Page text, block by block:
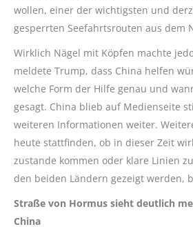
wollen, einer der wichtigsten und
gesperrten Seefahrtsrouten aus dem
Wirklich Nägel mit Köpfen machte
meldete Trump, dass China helfen
welche Form der Hilfe genau und
gesagt. China blieb auf Medienseite
weiteren Informationen weiter.
heute stattfinden, ob in dieser Zeit
zustande kommen oder klare Linien
den beiden Ländern gezeigt werden,
Straße von Hormus sieht deutlich
China